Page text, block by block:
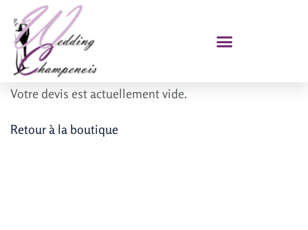
Votre devis est actuellement vide.
Retour à la boutique